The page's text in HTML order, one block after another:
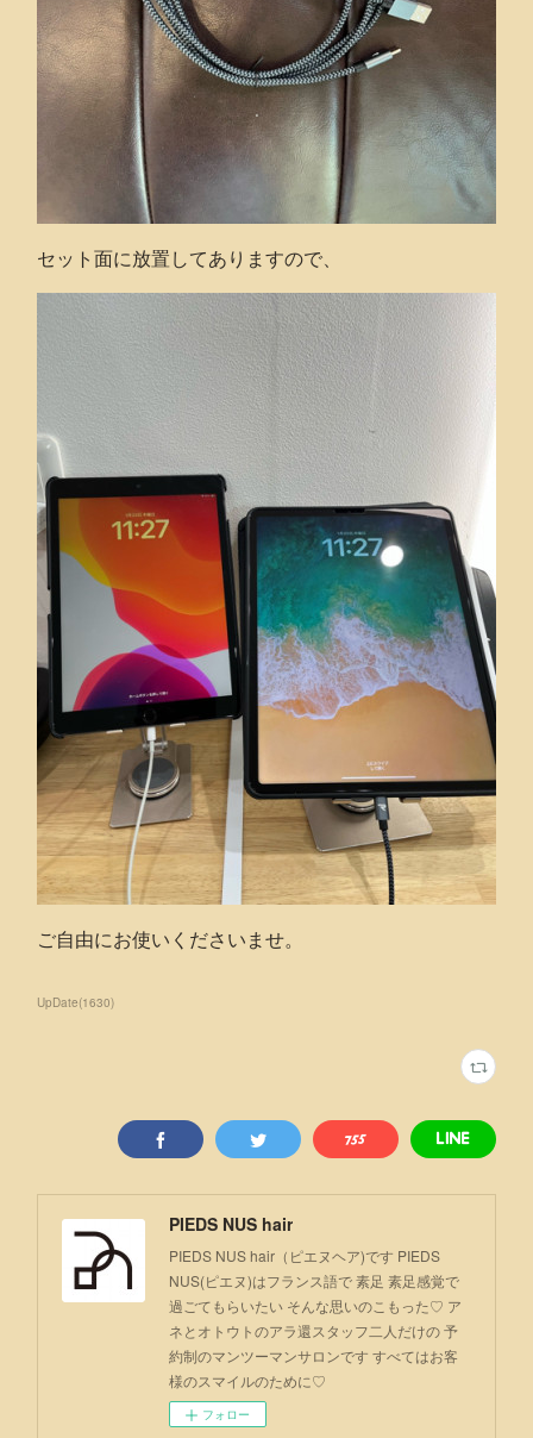
セット面に放置してありますので、
ご自由にお使いくださいませ。
UpDate(1630)
PIEDS NUS hair
PIEDS NUS hair（ピエヌヘア)です PIEDS
NUS(ピエヌ)はフランス語で 素足 素足感覚で
過ごてもらいたい そんな思いのこもった♡ ア
ネとオトウトのアラ還スタッフ二人だけの 予
約制のマンツーマンサロンです すべてはお客
様のスマイルのために♡
フォロー